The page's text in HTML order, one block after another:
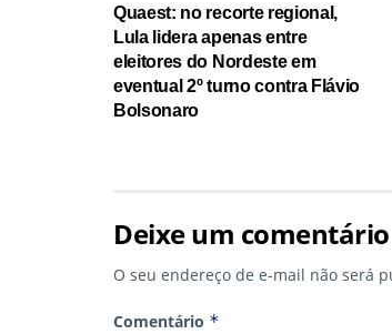
Quaest: no recorte regional,
Lula lidera apenas entre
eleitores do Nordeste em
eventual 2º turno contra Flávio
Bolsonaro
Deixe um comentário
O seu endereço de e-mail não será
Comentário *